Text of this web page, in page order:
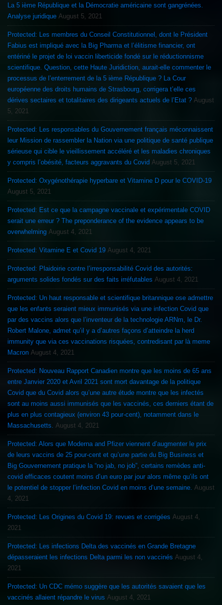
La 5 ième République et la Démocratie américaine sont gangrénées.
Analyse juridique August 5, 2021
Protected: Les membres du Conseil Constitutionnel, dont le Président
Fabius est impliqué avec la Big Pharma et l’élitisme financier, ont
entériné le projet de loi vaccin liberticide fondé sur le réductionnisme
scientifique. Question, cette Haute Juridiction, aurait-elle commenter le
processus de l’enterrement de la 5 ième République ? La Cour
européenne des droits humains de Strasbourg, corrigera t’elle ces
dérives sectaires et totalitaires des dirigeants actuels de l’Etat ? August
5, 2021
Protected: Les responsables du Gouvernement français méconnaissent
leur Mission de rassembler la Nation via une politique de santé publique
sérieuse qui cible le vieillissement accéléré et les maladies chroniques
y compris l’obésité, facteurs aggravants du Covid August 5, 2021
Protected: Oxygénothérapie hyperbare et Vitamine D pour le COVID-19
August 5, 2021
Protected: Est ce que la campagne vaccinale et expérimentale COVID
serait une erreur ? The preponderance of the evidence appears to be
overwhelming August 4, 2021
Protected: Vitamine E et Covid 19 August 4, 2021
Protected: Plaidoirie contre l’irresponsabilité Covid des autorités:
arguments solides fondés sur des faits irréfutables August 4, 2021
Protected: Un haut responsable et scientifique britannique ose admettre
que les enfants seraient mieux immunisés via une infection Covid que
par des vaccins alors que l’inventeur de la technologie ARNm, le Dr.
Robert Malone, admet qu’il y a d’autres façons d’atteindre la herd
immunity que via ces vaccinations risquées, contredisant par là meme
Macron August 4, 2021
Protected: Nouveau Rapport Canadien montre que les moins de 65 ans
entre Janvier 2020 et Avril 2021 sont mort davantage de la politique
Covid que du Covid alors qu’une autre étude montre que les infectés
sont au moins aussi immunisés que les vaccinés, ces derniers étant de
plus en plus contagieux (environ 43 pour-cent), notamment dans le
Massachusetts.
August 4, 2021
Protected: Alors que Moderna and Pfizer viennent d’augmenter le prix
de leurs vaccins de 25 pour-cent et qu’une partie du Big Business et
Big Gouvernement pratique la “no jab, no job”, certains remèdes anti-
covid efficaces coutent moins d’un euro par jour alors même qu’ils ont
le potentiel de stopper l’infection Covid en moins d’une semaine. August
4, 2021
Protected: Les Origines du Covid 19: revues et corrigées August 4,
2021
Protected: Les infections Delta des vaccinés en Grande Bretagne
dépasseraient les infections Delta parmi les non vaccinés August 4,
2021
Protected: Un CDC mémo suggère que les autorités savaient que les
vaccinés allaient répandre le virus August 4, 2021